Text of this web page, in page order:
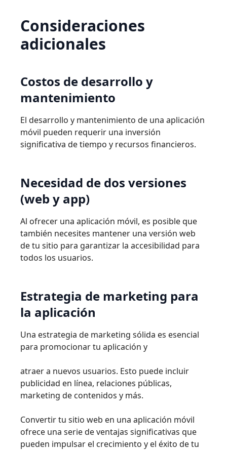
Consideraciones
adicionales
Costos de desarrollo y
mantenimiento
El desarrollo y mantenimiento de una aplicación
móvil pueden requerir una inversión
signiﬁcativa de tiempo y recursos ﬁnancieros.
Necesidad de dos versiones
(web y app)
Al ofrecer una aplicación móvil, es posible que
también necesites mantener una versión web
de tu sitio para garantizar la accesibilidad para
todos los usuarios.
Estrategia de marketing para
la aplicación
Una estrategia de marketing sólida es esencial
para promocionar tu aplicación y
atraer a nuevos usuarios. Esto puede incluir
publicidad en línea, relaciones públicas,
marketing de contenidos y más.
Convertir tu sitio web en una aplicación móvil
ofrece una serie de ventajas signiﬁcativas que
pueden impulsar el crecimiento y el éxito de tu